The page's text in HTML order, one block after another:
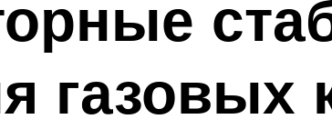
газовых